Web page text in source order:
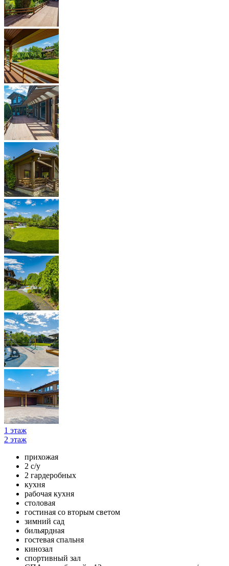
1 этаж
2 этаж
прихожая
2 с/у
2 гардеробных
кухня
рабочая кухня
столовая
гостиная со вторым светом
зимний сад
бильярдная
гостевая спальня
кинозал
спортивный зал